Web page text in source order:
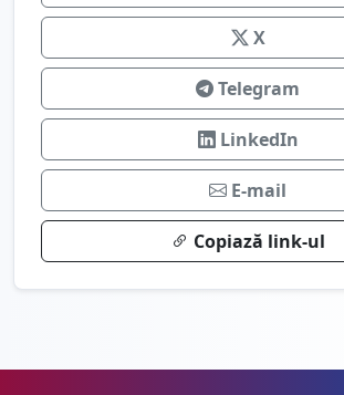
X
Telegram
LinkedIn
E-mail
Copiază link-ul